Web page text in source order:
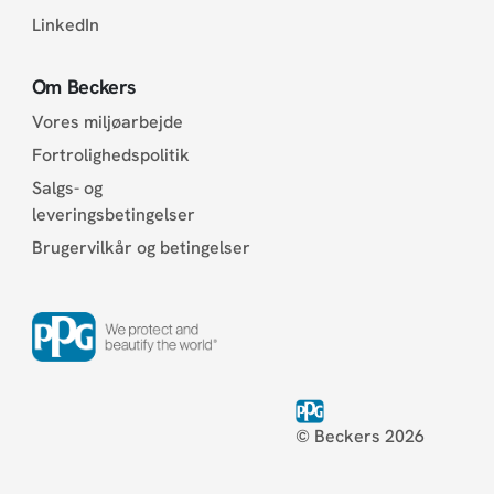
LinkedIn
Om Beckers
Vores miljøarbejde
Fortrolighedspolitik
Salgs- og
leveringsbetingelser
Brugervilkår og betingelser
© Beckers 2026